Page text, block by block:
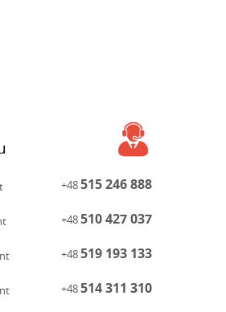
+48515 246 888
+48510 427 037
+48519 193 133
+48514 311 310